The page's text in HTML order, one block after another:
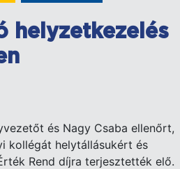
helyzetkezelés
és Nagy Csaba ellenőrt,
kollégát helytállásukért és
Rend díjra terjesztették elő.